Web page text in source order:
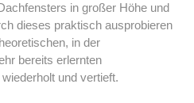
in großer Höhe und
dieses praktisch ausprobieren
in der
bereits erlernten
und vertieft.